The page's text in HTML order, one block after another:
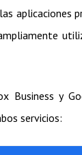
aplicaciones
Business y
servicios: